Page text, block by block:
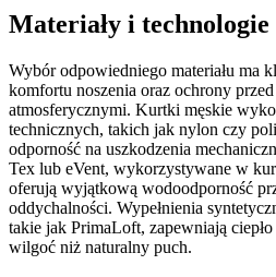
Materiały i technologie
Wybór odpowiedniego materiału ma
komfortu noszenia oraz ochrony
atmosferycznymi. Kurtki męskie
technicznych, takich jak nylon czy
odporność na uszkodzenia
Tex lub eVent, wykorzystywane w
oferują wyjątkową wodoodporność
oddychalności. Wypełnienia
takie jak PrimaLoft, zapewniają
wilgoć niż naturalny puch.